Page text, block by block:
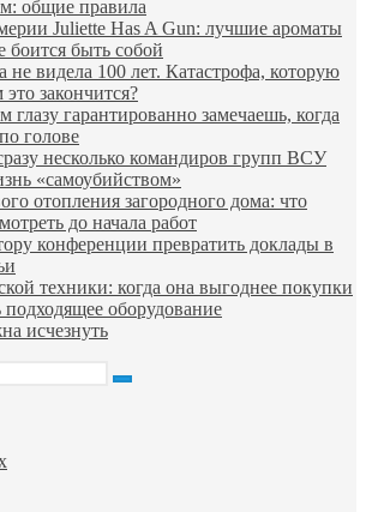
общие правила
Juliette Has A Gun: лучшие ароматы
боится быть собой
не видела 100 лет. Катастрофа, которую
закончится?
глазу гарантированно замечаешь, когда
голове
несколько командиров групп ВСУ
«самоубийством»
отопления загородного дома: что
до начала работ
конференции превратить доклады в
техники: когда она выгоднее покупки
подходящее оборудование
исчезнуть
Искать